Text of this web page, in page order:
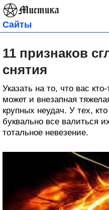
Сайты
11 признаков
снятия
Указать на то, что вас
может и внезапная
крупных неудач. У тех,
буквально все валиться
тотальное невезение.